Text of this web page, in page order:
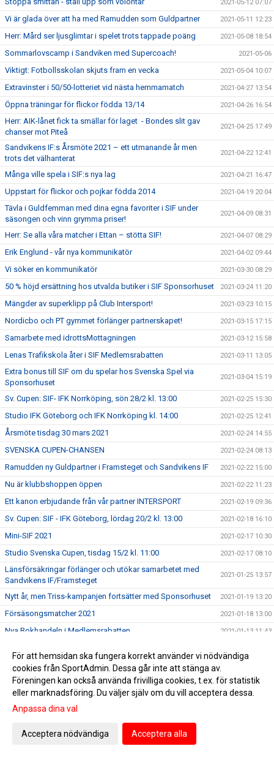
2021-05-12 07:07
Vi är glada över att ha med Ramudden som Guldpartner 2021-05-11 12:23
Herr: Mård ser ljusglimtar i spelet trots tappade poäng 2021-05-08 18:54
Sommarlovscamp i Sandviken med Supercoach! 2021-05-06
Viktigt: Fotbollsskolan skjuts fram en vecka 2021-05-04 10:07
Extravinster i 50/50-lotteriet vid nästa hemmamatch 2021-04-27 13:54
Öppna träningar för flickor födda 13/14 2021-04-26 16:54
Herr: AIK-lånet fick ta smällar för laget - Bondes slit gav
chanser mot Piteå
2021-04-25 17:49
Sandvikens IF:s Årsmöte 2021 – ett utmanande år men
trots det välhanterat
2021-04-22 12:41
Många ville spela i SIF:s nya lag 2021-04-21 16:47
Uppstart för flickor och pojkar födda 2014 2021-04-19 20:04
Tävla i Guldfemman med dina egna favoriter i SIF under
säsongen och vinn grymma priser!
2021-04-09 08:31
Herr: Se alla våra matcher i Ettan – stötta SIF! 2021-04-07 08:29
Erik Englund - vår nya kommunikatör 2021-04-02 09:44
Vi söker en kommunikatör 2021-03-30 08:29
50 % höjd ersättning hos utvalda butiker i SIF Sponsorhuset 2021-03-24 11:20
Mängder av superklipp på Club Intersport! 2021-03-23 10:15
Nordicbo och PT gymmet förlänger partnerskapet! 2021-03-15 17:15
Samarbete med idrottsMottagningen 2021-03-12 15:58
Lenas Trafikskola åter i SIF Medlemsrabatten 2021-03-11 13:05
Extra bonus till SIF om du spelar hos Svenska Spel via
Sponsorhuset
2021-03-04 15:19
Sv. Cupen: SIF- IFK Norrköping, sön 28/2 kl. 13:00 2021-02-25 15:30
Studio IFK Göteborg och IFK Norrköping kl. 14:00 2021-02-25 12:41
Årsmöte tisdag 30 mars 2021 2021-02-24 14:55
SVENSKA CUPEN-CHANSEN 2021-02-24 08:13
Ramudden ny Guldpartner i Framsteget och Sandvikens IF 2021-02-22 15:00
Nu är klubbshoppen öppen 2021-02-22 11:23
Ett kanon erbjudande från vår partner INTERSPORT 2021-02-19 09:36
Sv. Cupen: SIF - IFK Göteborg, lördag 20/2 kl. 13:00 2021-02-18 16:10
Mini-SIF 2021 2021-02-17 10:30
Studio Svenska Cupen, tisdag 15/2 kl. 11:00 2021-02-17 08:10
Länsförsäkringar förlänger och utökar samarbetet med
Sandvikens IF/Framsteget
2021-01-25 13:57
Nytt år, men Triss-kampanjen fortsätter med Sponsorhuset 2021-01-19 13:20
Försäsongsmatcher 2021 2021-01-18 13:00
Nya Bokhandeln i Medlemsrabatten 2021-01-13 11:43
Herr: Hansson blir vår julklapp
Herr: Noa Ersa Engberg klar för SIF 2020-12-23 19:00
Sitt inte lottlös i helgerna, köp dina lotter av oss
Sandvikens IF/Framsteget i nytt samarbete med Microsoft
Träffa SIF och Framsteget hos Diléns v. 51 och 52
För att hemsidan ska fungera korrekt använder vi nödvändiga
cookies från SportAdmin. Dessa går inte att stänga av.
Föreningen kan också använda frivilliga cookies, t.ex. för statistik
eller marknadsföring. Du väljer själv om du vill acceptera dessa.
Anpassa dina val
Acceptera nödvändiga Acceptera alla